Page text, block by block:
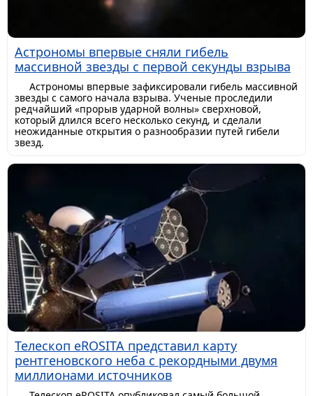
Астрономы впервые сняли гибель
массивной звезды с первой секунды взрыва
Астрономы впервые зафиксировали гибель массивной
звезды с самого начала взрыва. Ученые проследили
редчайший «прорыв ударной волны» сверхновой,
который длился всего несколько секунд, и сделали
неожиданные открытия о разнообразии путей гибели
звезд.
Телескоп eROSITA представил карту
рентгеновского неба с рекордными двумя
миллионами источников